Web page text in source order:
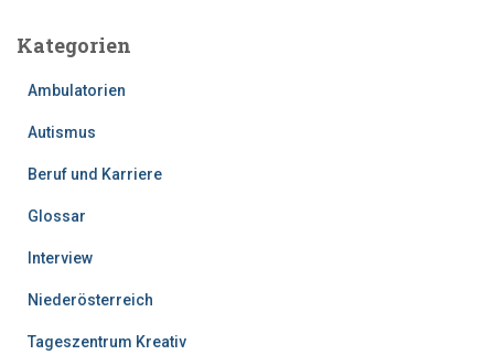
Kategorien
Ambulatorien
Autismus
Beruf und Karriere
Glossar
Interview
Niederösterreich
Tageszentrum Kreativ